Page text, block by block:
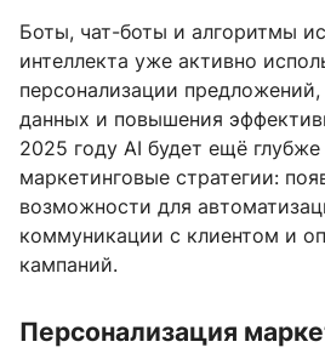
Боты, чат-боты и алгоритмы
интеллекта уже активно
персонализации
данных и повышения
2025 году AI будет ещё
маркетинговые стратегии:
возможности для
коммуникации с клиентом и
кампаний.
Персонализация